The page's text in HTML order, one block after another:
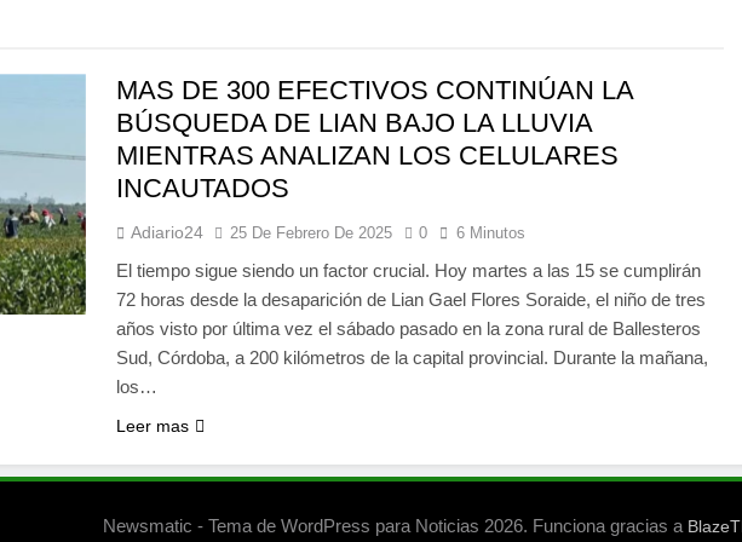
MAS DE 300 EFECTIVOS CONTINÚAN LA
BÚSQUEDA DE LIAN BAJO LA LLUVIA
MIENTRAS ANALIZAN LOS CELULARES
INCAUTADOS
Adiario24 25 De Febrero De 2025 0 6 Minutos
El tiempo sigue siendo un factor crucial. Hoy martes a las 15 se cumplirán
72 horas desde la desaparición de Lian Gael Flores Soraide, el niño de tres
años visto por última vez el sábado pasado en la zona rural de Ballesteros
Sud, Córdoba, a 200 kilómetros de la capital provincial. Durante la mañana,
los…
Leer mas
Newsmatic - Tema de WordPress para Noticias 2026. Funciona gracias a